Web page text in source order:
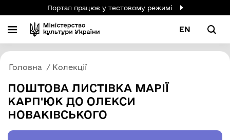
Портал працює у тестовому режимі
EN
Головна Колекції
ПОШТОВА ЛИСТІВКА МАРІЇ
КАРП'ЮК ДО ОЛЕКСИ
НОВАКІВСЬКОГО